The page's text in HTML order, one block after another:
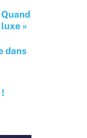
»
dans
!